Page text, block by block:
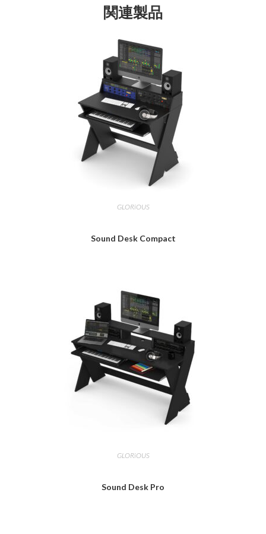
関連製品
GLORiOUS
Sound Desk Compact
GLORiOUS
Sound Desk Pro